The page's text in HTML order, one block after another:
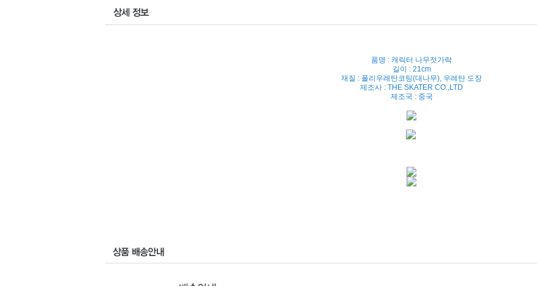
품명 : 캐릭터 나무젓가락
길이 : 21cm
재질 : 폴리우레탄코팅(대나무), 우레탄 도장
제조사 : THE SKATER CO.,LTD
제조국 : 중국